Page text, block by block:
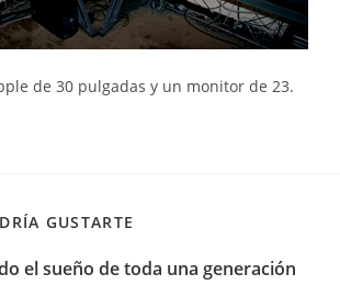
de 30 pulgadas y un monitor de 23.
GUSTARTE
el sueño de toda una generación